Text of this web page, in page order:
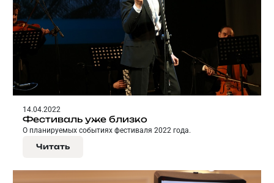
14.04.2022
Фестиваль уже близко
О планируемых событиях фестиваля 2022 года.
Читать